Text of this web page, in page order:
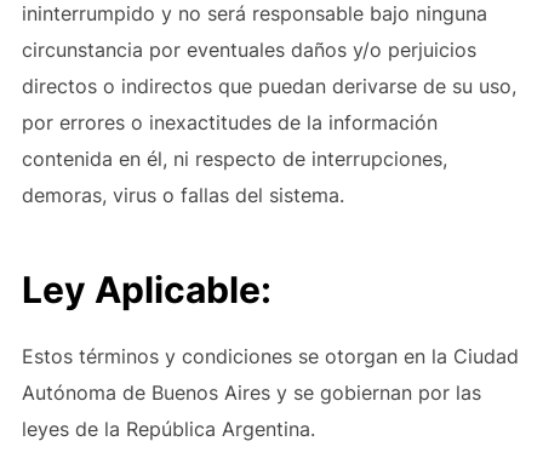
ininterrumpido y no será responsable bajo ninguna
circunstancia por eventuales daños y/o perjuicios
directos o indirectos que puedan derivarse de su uso,
por errores o inexactitudes de la información
contenida en él, ni respecto de interrupciones,
demoras, virus o fallas del sistema.
Ley Aplicable:
Estos términos y condiciones se otorgan en la Ciudad
Autónoma de Buenos Aires y se gobiernan por las
leyes de la República Argentina.